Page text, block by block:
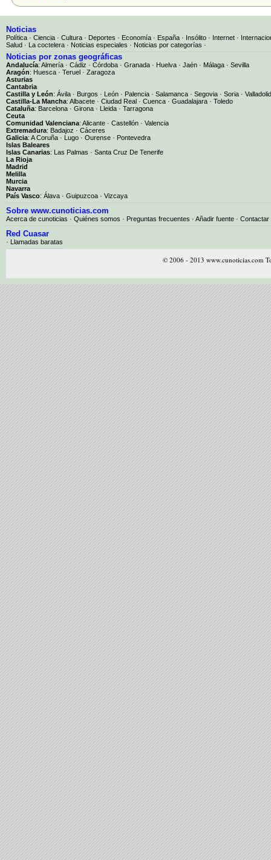
Noticias
Política · Ciencia · Cultura · Deportes · Economía · España · Insólito · Internet ·
Salud · La coctelera · Noticias especiales · Noticias por categorías ·
Noticias por zonas geográficas
Andalucía: Almería · Cádiz · Córdoba · Granada · Huelva · Jaén · Málaga · Sevilla
Aragón: Huesca · Teruel · Zaragoza
Asturias
Cantabria
Castilla y León: Ávila · Burgos · León · Palencia · Salamanca · Segovia · Soria · Valladolid
Castilla-La Mancha: Albacete · Ciudad Real · Cuenca · Guadalajara · Toledo
Cataluña: Barcelona · Girona · Lleida · Tarragona
Ceuta
Comunidad Valenciana: Alicante · Castellón · Valencia
Extremadura: Badajoz · Cáceres
Galicia: A Coruña · Lugo · Ourense · Pontevedra
Islas Baleares
Islas Canarias: Las Palmas · Santa Cruz De Tenerife
La Rioja
Madrid
Melilla
Murcia
Navarra
País Vasco: Álava · Guipuzcoa · Vizcaya
Sobre www.cunoticias.com
Acerca de cunoticias · Quiénes somos · Preguntas frecuentes · Añadir fuente · Contactar
Red Cuasar
· Llamadas baratas
© 2006 - 2013 www.cunoticias.com